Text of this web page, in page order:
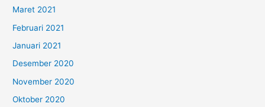
Maret 2021
Februari 2021
Januari 2021
Desember 2020
November 2020
Oktober 2020